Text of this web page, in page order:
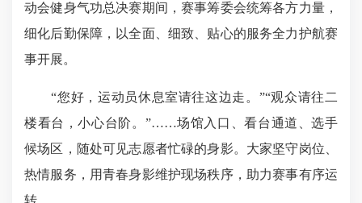
动会健身气功总决赛期间，赛事筹委会统筹各方力量，
细化后勤保障，以全面、细致、贴心的服务全力护航赛
事开展。
“您好，运动员休息室请往这边走。”“观众请往二
楼看台，小心台阶。”……场馆入口、看台通道、选手
候场区，随处可见志愿者忙碌的身影。大家坚守岗位、
热情服务，用青春身影维护现场秩序，助力赛事有序运
转。